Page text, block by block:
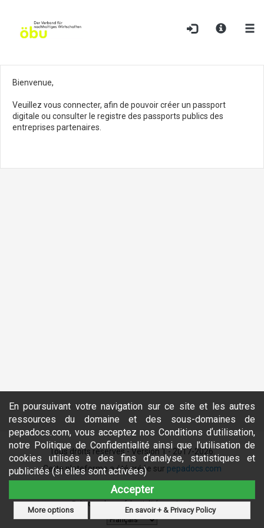
En poursuivant votre navigation sur ce site et les autres
ressources du domaine et des sous-domaines de
pepadocs.com, vous acceptez nos Conditions dʼutilisation,
notre Politique de Confidentialité ainsi que l’utilisation de
cookies utilisés à des fins dʼanalyse, statistiques et
publicités (si elles sont activées)
Accepter
More options En savoir + & Privacy Policy
Bienvenue,
Veuillez vous connecter, afin de pouvoir créer un passport
digitale ou consulter le registre des passports publics des
entreprises partenaires.
Tous droits réservés - Version 1 - 2017-2026.
Cette plateforme a été créée sur pepadocs.com
Conditions générales
Conditions dʹutilisation: version 1
Politique de confidentialité: version 1